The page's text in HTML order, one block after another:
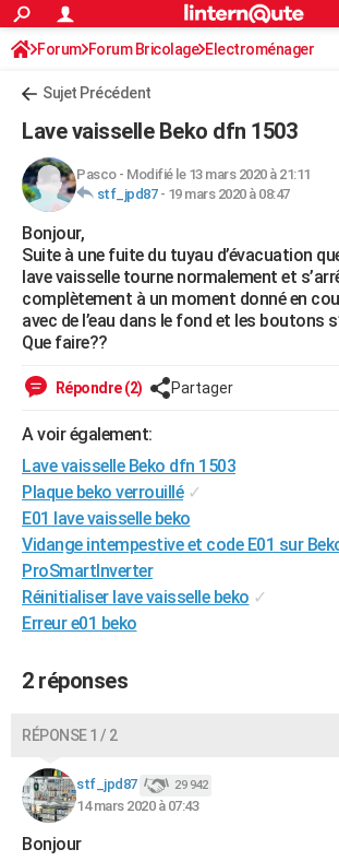
ACTUALITÉS
Politique
Société
Faits Divers
Education
Monde
Villes
+
FINANCE
Retraite
Impôts
Epargne
Immobilier
Risques naturels par ville
Banque
Assurance
Crédit
AUTO
Essais
Réserver un essai
Citadines
Berlines
SUV
Forum auto
+HIGH-TECH
Mobiles
Meilleur smartphone
Internet
Ordinateurs
Jeux vidéo
Guide high-tech
+BRICOLAGE
Forum
Aménagement intérieur
Extérieur
Cuisine
Salle de bains
Jardinage
Rangement
WEEK-END
Guides de France
Escapades
Patrimoine
Expositions
Musées
Week-end nature
LIFESTYLE
SANTE
Alimentation
Guide de la santé
Maladies
Médicaments
Sommeil
VOYAGE
Destinations
City break
Voyage nature
Voyage de noces
Forum
Climat
+PHOTO
GUIDES D'ACHAT
BONS PLANS
Carte de Noël
Carte Bonne année
Carte Saint-Valentin
Carte Pâques
Carte d'anniversaire
DICTIONNAIRE
Dictionnaire
Biographies
Citations
Expressions
Proverbes
PROGRAMME TV
COPAINS D'AVANT
S'inscrire
Se connecter
Lycées
Collèges
Primaires
Universités
Entreprises
Service militaire
Avis de recherche
AVIS DE DÉCÈS
S'inscrire
Connexion
Forum Forum Bricolage Electroménager
Sujet Précédent
Lave vaisselle Beko dfn 1503
Pasco- Modifié le 13 mars 2020 à 21:11
stf_jpd87- 19 mars 2020 à 08:47
Bonjour,
Suite à une fuite du tuyau d’évacuation
lave vaisselle tourne normalement et
complètement à un moment donné en
avec de l’eau dans le fond et les boutons
Que faire??
Répondre (2) Partager
A voir également:
Lave vaisselle Beko dfn 1503
Plaque beko verrouillé ✓
E01 lave vaisselle beko
Vidange intempestive et code E01 sur
ProSmartInverter
Réinitialiser lave vaisselle beko ✓
Erreur e01 beko
2 réponses
RÉPONSE 1 / 2
stf_jpd87 29 942
14 mars 2020 à 07:43
Bonjour